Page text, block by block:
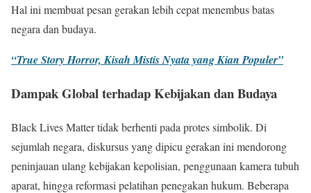
Hal ini membuat pesan gerakan lebih cepat menembus batas
negara dan budaya.
“True Story Horror, Kisah Mistis Nyata yang Kian Populer”
Dampak Global terhadap Kebijakan dan Budaya
Black Lives Matter tidak berhenti pada protes simbolik. Di
sejumlah negara, diskursus yang dipicu gerakan ini mendorong
peninjauan ulang kebijakan kepolisian, penggunaan kamera tubuh
aparat, hingga reformasi pelatihan penegakan hukum. Beberapa